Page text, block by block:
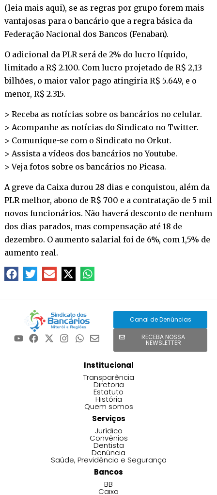
(leia mais aqui), se as regras por grupo forem mais
vantajosas para o bancário que a regra básica da
Federação Nacional dos Bancos (Fenaban).
O adicional da PLR será de 2% do lucro líquido,
limitado a R$ 2.100. Com lucro projetado de R$ 2,13
bilhões, o maior valor pago atingiria R$ 5.649, e o
menor, R$ 2.315.
> Receba as notícias sobre os bancários no celular.
> Acompanhe as notícias do Sindicato no Twitter.
> Comunique-se com o Sindicato no Orkut.
> Assista a vídeos dos bancários noYoutube.
> Veja fotos sobre os bancários no Picasa.
A greve da Caixa durou 28 dias e conquistou, além da
PLR melhor, abono de R$ 700 e a contratação de 5 mil
novos funcionários. Não haverá desconto de nenhum
dos dias parados, mas compensação até 18 de
dezembro. O aumento salarial foi de 6%, com 1,5% de
aumento real.
Canal de Denúncias
RECEBA NOSSA
NEWSLETTER
Institucional
Transparência
Diretoria
Estatuto
História
Quem somos
Serviços
Jurídico
Convênios
Dentista
Denúncia
Saúde, Previdência e Segurança
Bancos
BB
Caixa